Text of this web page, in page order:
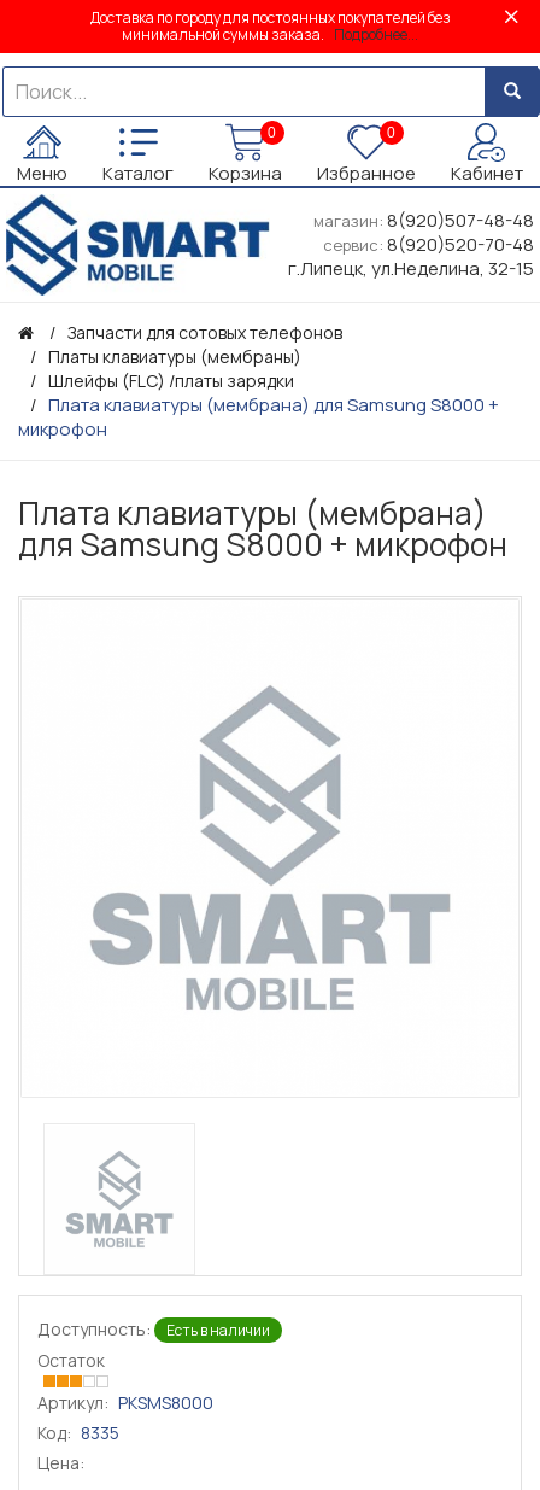
Доставка по городу для постоянных покупателей без
минимальной суммы заказа. Подробнее...
Меню Каталог
0
Корзина
0
Избранное Кабинет
магазин: 8(920)507-48-48
сервис: 8(920)520-70-48
г.Липецк, ул.Неделина, 32-15
Запчасти для сотовых телефонов
Платы клавиатуры (мембраны)
Шлейфы (FLC) /платы зарядки
Плата клавиатуры (мембрана) для Samsung S8000 +
микрофон
Плата клавиатуры (мембрана)
для Samsung S8000 + микрофон
Доступность: Есть в наличии
Остаток
Артикул: PKSMS8000
Код: 8335
Цена: